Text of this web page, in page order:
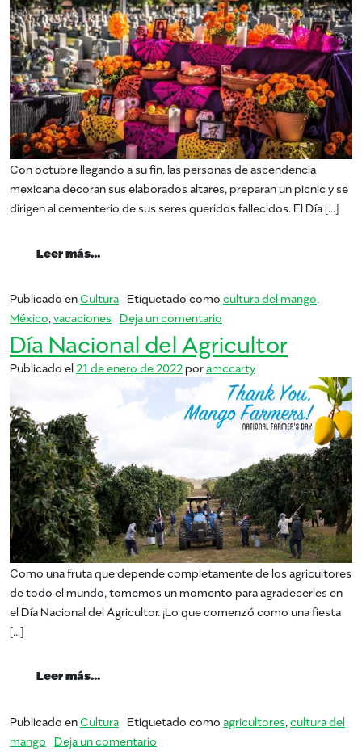
Con octubre llegando a su fin, las personas de ascendencia
mexicana decoran sus elaborados altares, preparan un picnic y se
dirigen al cementerio de sus seres queridos fallecidos. El Día […]
Leer más…
Publicado enCultura Etiquetado como cultura del mango,
México, vacaciones Deja un comentario
Día Nacional del Agricultor
Publicado el 21 de enero de 2022poramccarty
Como una fruta que depende completamente de los agricultores
de todo el mundo, tomemos un momento para agradecerles en
el Día Nacional del Agricultor. ¡Lo que comenzó como una fiesta
[…]
Leer más…
Publicado enCultura Etiquetado como agricultores, cultura del
mango Deja un comentario